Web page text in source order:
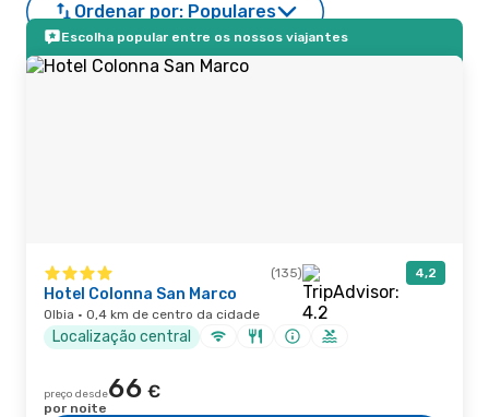
Ordenar por: Populares
Escolha popular entre os nossos viajantes
(135) 4,2
Hotel Colonna San Marco
Olbia · 0,4 km de centro da cidade
Localização central
preço desde66 €
por noite